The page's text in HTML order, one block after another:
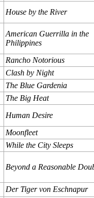
House by the River
American Guerrilla in the
Philippines
Rancho Notorious
Clash by Night
The Blue Gardenia
The Big Heat
Human Desire
Moonfleet
While the City Sleeps
Beyond а Reasonable
Der Tiger von Eschnapur